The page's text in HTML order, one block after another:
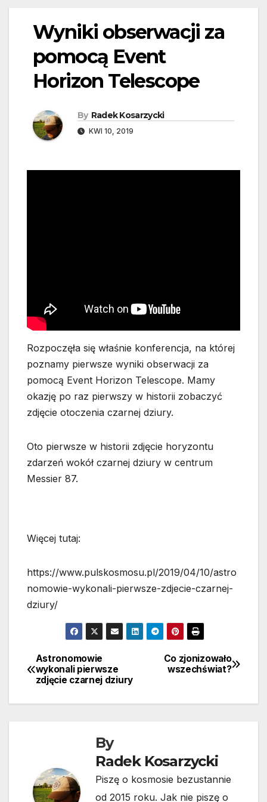
Wyniki obserwacji za
pomocą Event
Horizon Telescope
By Radek Kosarzycki
KWI 10, 2019
Rozpoczęła się właśnie konferencja, na której
poznamy pierwsze wyniki obserwacji za
pomocą Event Horizon Telescope. Mamy
okazję po raz pierwszy w historii zobaczyć
zdjęcie otoczenia czarnej dziury.
Oto pierwsze w historii zdjęcie horyzontu
zdarzeń wokół czarnej dziury w centrum
Messier 87.
Więcej tutaj:
https://www.pulskosmosu.pl/2019/04/10/astro
nomowie-wykonali-pierwsze-zdjecie-czarnej-
dziury/
Nawigacja
wpisu
Co zjonizowało
wszechświat?
Astronomowie
wykonali pierwsze
zdjęcie czarnej dziury
By
Radek Kosarzycki
Piszę o kosmosie bezustannie
od 2015 roku. Jak nie piszę o